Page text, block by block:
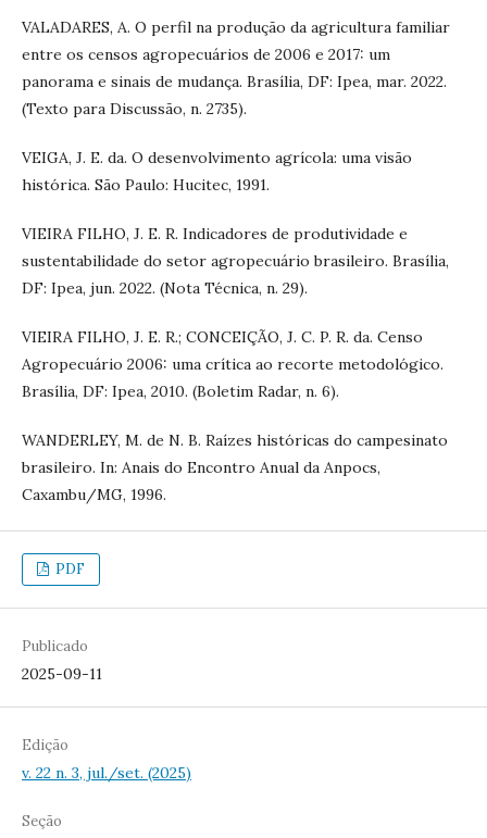
VALADARES, A. O perfil na produção da agricultura familiar
entre os censos agropecuários de 2006 e 2017: um
panorama e sinais de mudança. Brasília, DF: Ipea, mar. 2022.
(Texto para Discussão, n. 2735).
VEIGA, J. E. da. O desenvolvimento agrícola: uma visão
histórica. São Paulo: Hucitec, 1991.
VIEIRA FILHO, J. E. R. Indicadores de produtividade e
sustentabilidade do setor agropecuário brasileiro. Brasília,
DF: Ipea, jun. 2022. (Nota Técnica, n. 29).
VIEIRA FILHO, J. E. R.; CONCEIÇÃO, J. C. P. R. da. Censo
Agropecuário 2006: uma crítica ao recorte metodológico.
Brasília, DF: Ipea, 2010. (Boletim Radar, n. 6).
WANDERLEY, M. de N. B. Raízes históricas do campesinato
brasileiro. In: Anais do Encontro Anual da Anpocs,
Caxambu/MG, 1996.
PDF
Publicado
2025-09-11
Edição
v. 22 n. 3, jul./set. (2025)
Seção